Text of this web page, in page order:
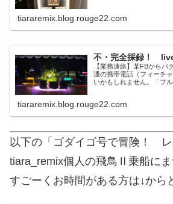
tiararemix.blog.rouge22.com
不・完全採録！
【業務連絡】某FBからパ
通の携帯電話（フィーチ
いかもしれません。「フ
tiararemix.blog.rouge22.com
以下の「ゴダイゴ号で冒険！ レ
tiara_remix個人の飛鳥Ⅱ乗船にま
すごーくお時間がある方は↓から